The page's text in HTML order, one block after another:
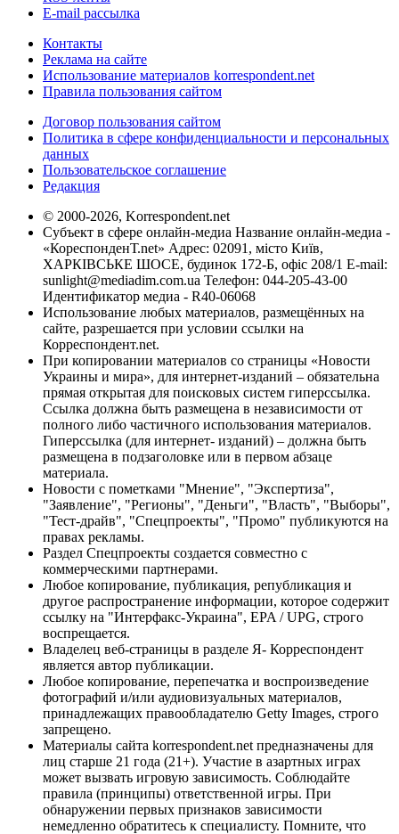
E-mail рассылка
Контакты
Реклама на сайте
Использование материалов korrespondent.net
Правила пользования сайтом
Договор пользования сайтом
Политика в сфере конфиденциальности и персональных
данных
Пользовательское соглашение
Редакция
© 2000-2026, Korrespondent.net
Субъект в сфере онлайн-медиа Название онлайн-медиа -
«КореспонденТ.net» Адрес: 02091, місто Київ,
ХАРКІВСЬКЕ ШОСЕ, будинок 172-Б, офіс 208/1 E-mail:
sunlight@mediadim.com.ua Телефон: 044-205-43-00
Идентификатор медиа - R40-06068
Использование любых материалов, размещённых на
сайте, разрешается при условии ссылки на
Корреспондент.net.
При копировании материалов со страницы «Новости
Украины и мира», для интернет-изданий – обязательна
прямая открытая для поисковых систем гиперссылка.
Ссылка должна быть размещена в независимости от
полного либо частичного использования материалов.
Гиперссылка (для интернет- изданий) – должна быть
размещена в подзаголовке или в первом абзаце
материала.
Новости с пометками "Мнение", "Экспертиза",
"Заявление", "Регионы", "Деньги", "Власть", "Выборы",
"Тест-драйв", "Спецпроекты", "Промо" публикуются на
правах рекламы.
Раздел Спецпроекты создается совместно с
коммерческими партнерами.
Любое копирование, публикация, републикация и
другое распространение информации, которое содержит
ссылку на "Интерфакс-Украина", EPA / UPG, строго
воспрещается.
Владелец веб-страницы в разделе Я- Корреспондент
является автор публикации.
Любое копирование, перепечатка и воспроизведение
фотографий и/или аудиовизуальных материалов,
принадлежащих правообладателю Getty Images, строго
запрещено.
Материалы сайта korrespondent.net предназначены для
лиц старше 21 года (21+). Участие в азартных играх
может вызвать игровую зависимость. Соблюдайте
правила (принципы) ответственной игры. При
обнаружении первых признаков зависимости
немедленно обратитесь к специалисту. Помните, что